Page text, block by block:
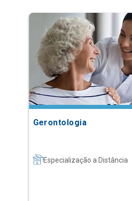
Gerontologia
Especialização a Distância